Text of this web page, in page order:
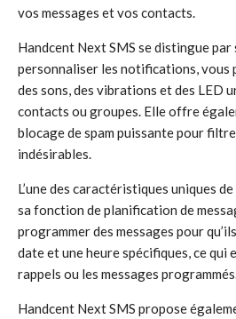
vos messages et vos contacts.
Handcent Next SMS se distingue par
personnaliser les notifications, vous
des sons, des vibrations et des LED
contacts ou groupes. Elle offre
blocage de spam puissante pour
indésirables.
L’une des caractéristiques uniques
sa fonction de planification de
programmer des messages pour
date et une heure spécifiques, ce qui
rappels ou les messages
Handcent Next SMS propose